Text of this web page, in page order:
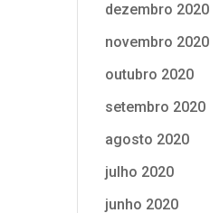
dezembro 2020
novembro 2020
outubro 2020
setembro 2020
agosto 2020
julho 2020
junho 2020